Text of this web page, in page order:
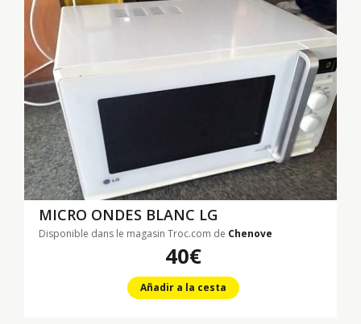
MICRO ONDES BLANC LG
Disponible dans le magasin Troc.com de Chenove
40€
Añadir a la cesta